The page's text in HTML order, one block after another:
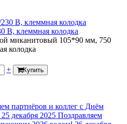
клеммная колодка
миканитовый 105*90 мм, 750
колодка
+ Купить
партнёров и коллег с Днём
25 декабря 2025 Поздравляем